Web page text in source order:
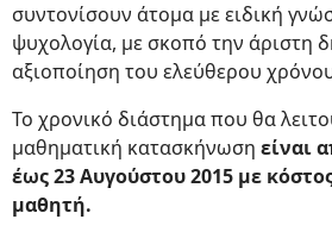
συντονίσουν άτομα με ειδική
ψυχολογία, με σκοπό την άριστη
αξιοποίηση του ελεύθερου
Το χρονικό διάστημα που θα
μαθηματική κατασκήνωση είναι
έως 23 Αυγούστου 2015 με
μαθητή.